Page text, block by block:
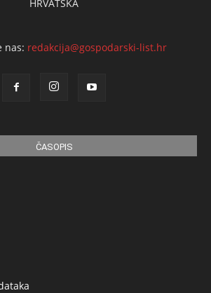
HRVATSKA
nas: redakcija@gospodarski-list.hr
ČASOPIS